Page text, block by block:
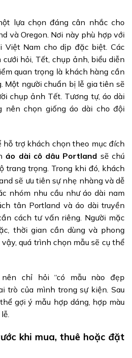
lựa chọn đáng cân nhắc cho
và Oregon. Nơi này phù hợp với
Việt Nam cho dịp đặc biệt. Các
hỏi, Tết, chụp ảnh, biểu diễn
quan trọng là khách hàng cần
Một người chuẩn bị lễ gia tiên sẽ
chụp ảnh Tết. Tương tự, áo dài
nên chọn giống áo dài cho đội
hỗ trợ khách chọn theo mục đích
áo dài cô dâu Portland sẽ chú
trang trọng. Trong khi đó, khách
sẽ ưu tiên sự nhẹ nhàng và dễ
nhóm nhu cầu như áo dài nam
tân Portland và áo dài truyền
cách tư vấn riêng. Người mặc
thời gian cần dùng và phong
quá trình chọn mẫu sẽ cụ thể
chỉ hỏi “có mẫu nào đẹp
trò của mình trong sự kiện. Sau
gợi ý mẫu hợp dáng, hợp màu
khi mua, thuê hoặc đặt